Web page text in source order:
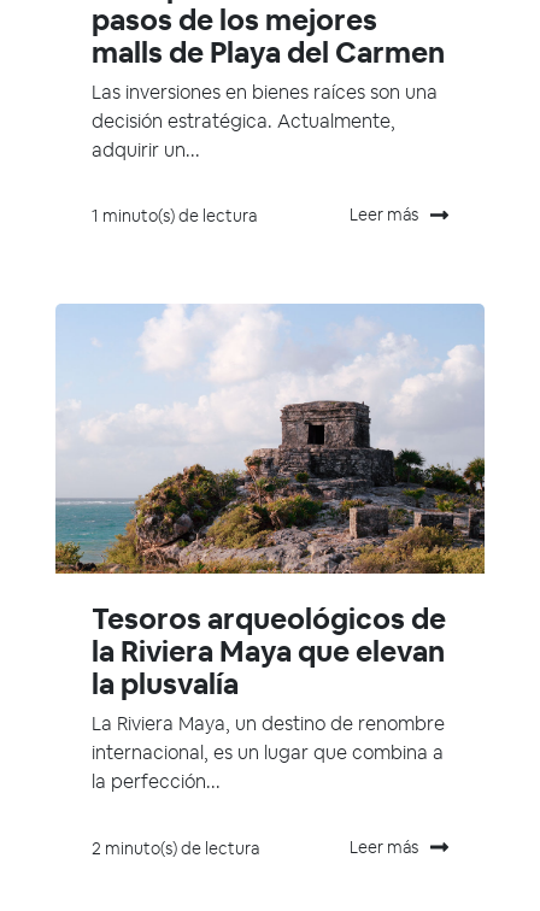
pasos de los mejores
malls de Playa del Carmen
Las inversiones en bienes raíces son una
decisión estratégica. Actualmente,
adquirir un...
1 minuto(s) de lectura Leer más
Tesoros arqueológicos de
la Riviera Maya que elevan
la plusvalía
La Riviera Maya, un destino de renombre
internacional, es un lugar que combina a
la perfección...
2 minuto(s) de lectura Leer más